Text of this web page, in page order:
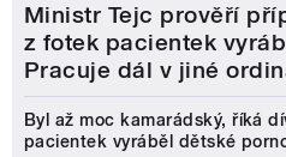
Ministr Tejc prověří
z fotek pacientek
Pracuje dál v jiné
Byl až moc kamarádský, říká
pacientek vyráběl dětské